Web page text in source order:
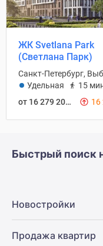
ЖК Svetlana Park
(Светлана Парк)
Санкт-Петербург,
Удельная
15
от 16 279 200
16
Быстрый поиск
Новостройки
Продажа квартир